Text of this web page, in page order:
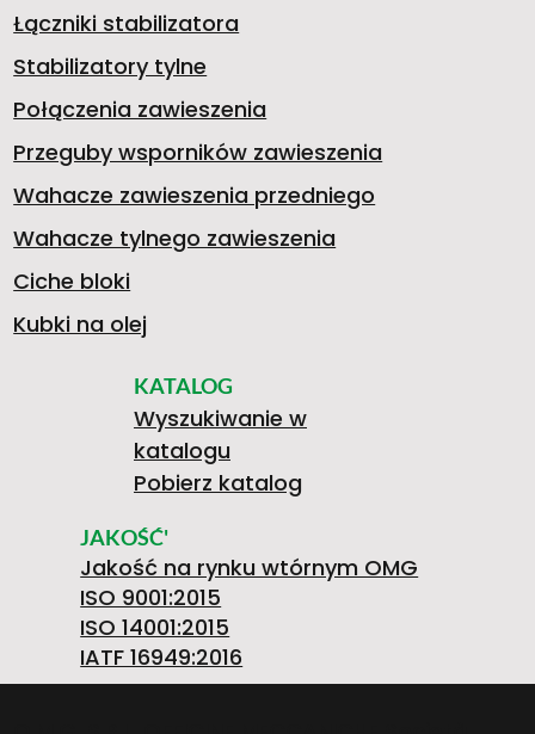
9
3
3
1
4
Łączniki stabilizatora
Stabilizatory tylne
Połączenia zawieszenia
Przeguby wsporników zawieszenia
Wahacze zawieszenia przedniego
Wahacze tylnego zawieszenia
Ciche bloki
Kubki na olej
KATALOG
Wyszukiwanie w
katalogu
Pobierz katalog
JAKOŚĆ'
Jakość na rynku wtórnym OMG
ISO 9001:2015
ISO 14001:2015
IATF 16949:2016